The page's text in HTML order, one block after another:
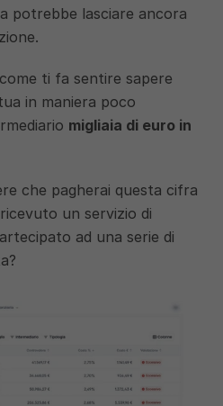
potrebbe lasciare ancora
ti fa sentire sapere
in maniera poco
migliaia di euro in
che pagherai questa cifra
un servizio di
ad una serie di